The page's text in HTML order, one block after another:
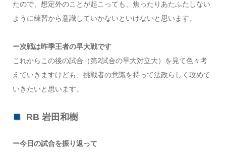
たので、想定外のことが起こっても、焦ったりあたふたしない
ように練習から意識していかないといけないと思います。
ー次戦は昨季王者の早大戦です
これからこの後の試合（第2試合の早大対立大）を見て色々考
えていきますけども、挑戦者の意識を持って法政らしく攻めて
いきたいと思います。
RB 岩田和樹
ー今日の試合を振り返って